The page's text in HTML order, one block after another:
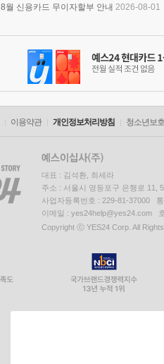
8월 신용카드 무이자할부 안내 2026-08-01
이용약관 개인정보처리방침 청소년보
대표 : 김석환, 최세라
주소 : 서울시 영등포구 은행로 11,
사업자등록번호 : 229-81-37000
이메일 : yes24help@yes24.com
Copyright ⓒ YES24 Corp. All